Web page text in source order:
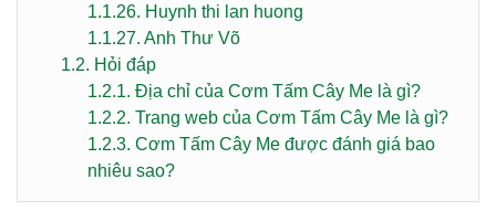
1.1.26. Huynh thi lan huong
1.1.27. Anh Thư Võ
1.2. Hỏi đáp
1.2.1. Địa chỉ của Cơm Tấm Cây Me là gì?
1.2.2. Trang web của Cơm Tấm Cây Me là gì?
1.2.3. Cơm Tấm Cây Me được đánh giá bao
nhiêu sao?